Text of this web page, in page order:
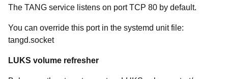
The TANG service listens on port TCP 80 by default.
You can override this port in the systemd unit file:
tangd.socket
LUKS volume refresher